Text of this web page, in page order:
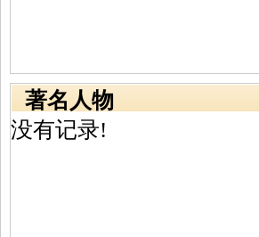
著名人物
没有记录!